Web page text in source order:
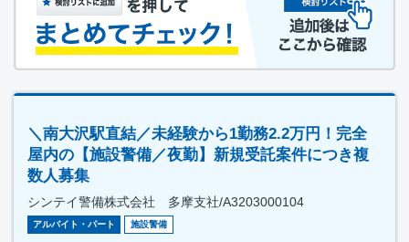
＼南大沢駅直結／未経験から1勤務2.2万円！完全
屋内の【施設警備／夜勤】新規受託案件につき複
数人募集
シンテイ警備株式会社 多摩支社/A3203000104
アルバイト・パート 施設警備